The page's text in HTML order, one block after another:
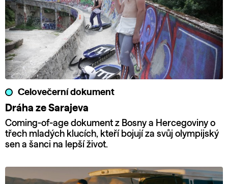
Celovečerní dokument
Dráha ze Sarajeva
Coming-of-age dokument z Bosny a Hercegoviny o
třech mladých klucích, kteří bojují za svůj olympijský
sen a šanci na lepší život.